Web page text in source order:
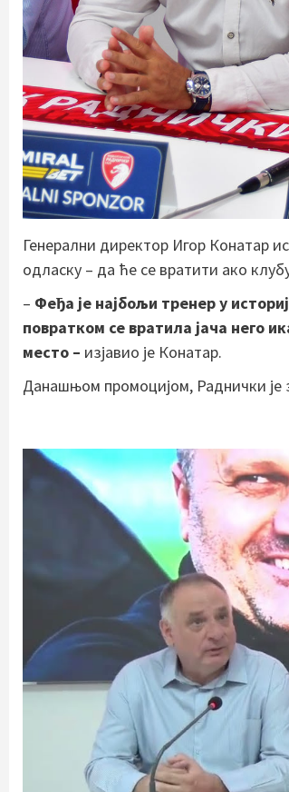
Генерални директор Игор Конатар
одласку – да ће се вратити ако
– Феђа је најбољи тренер у
повратком се вратила јача него
место – изјавио је Конатар.
Данашњом промоцијом, Раднички је